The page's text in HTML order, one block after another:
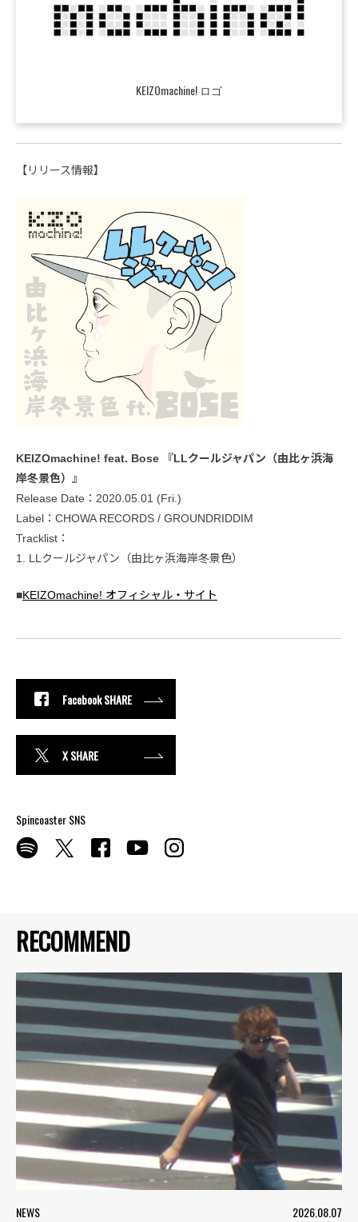
RECOMMEND
NEWS 2026.08.07
KEIZOmachine! ロゴ
【リリース情報】
KEIZOmachine! feat. Bose 『LLクールジャパン（由比ヶ浜海
岸冬景色）』
Release Date：2020.05.01 (Fri.)
Label：CHOWA RECORDS / GROUNDRIDDIM
Tracklist：
1. LLクールジャパン（由比ヶ浜海岸冬景色）
■KEIZOmachine! オフィシャル・サイト
Facebook SHARE
X SHARE
Spincoaster SNS